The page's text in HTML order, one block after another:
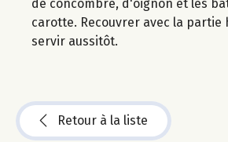
de concombre, d'oignon et les
carotte. Recouvrer avec la partie
servir aussitôt.
Retour à la liste